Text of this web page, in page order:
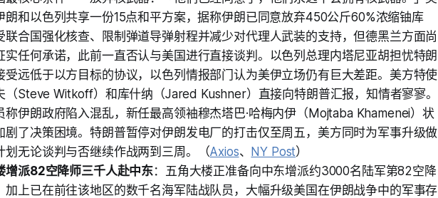
朗和以色列共享一份15点和平方案，据称伊朗已同意放弃450公斤60%浓缩铀库
联合国强化核查、限制弹道导弹射程并减少对代理人武装的支持，但德黑兰方面尚
实任何承诺，此前一直否认与美国进行直接谈判。以色列总理内塔尼亚胡担忧特朗
受远低于以方目标的协议，以色列情报部门认为美伊立场仍有巨大差距。美方特使
（Steve Witkoff）和库什纳（Jared Kushner）直接向特朗普汇报，知情者寥寥。
称伊朗政府陷入混乱，新任最高领袖穆杰塔巴·哈梅内伊（Mojtaba Khamenei）状
剧了决策困境。特朗普暂停对伊朗发电厂的打击仅至周五，美方同时为军事升级做
划无论谈判与否继续作战两到三周。（Axios、 NY Post）
增派82空降师三千人赴中东：五角大楼正准备向中东增派约3000名陆军第82空降
加上已在前往该地区的数千名海军陆战队员，大幅升级美国在伊朗战争中的军事存